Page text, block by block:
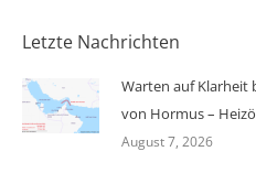
Letzte Nachrichten
Warten auf Klarheit
von Hormus –
August 7, 2026